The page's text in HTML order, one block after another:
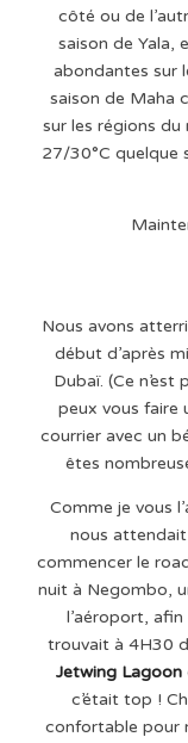
côté ou de
saison de Yala,
abondantes sur
saison de Maha
sur les régions du
27/30°C quelque
Nous avons
début d’après
Dubaï. (Ce
peux vous faire
courrier avec un
êtes
Comme je vous
nous attendait
commencer le
nuit à Negombo,
l’aéroport, afin
trouvait à 4H30
Jetwing Lagoon
c’était top !
confortable pour